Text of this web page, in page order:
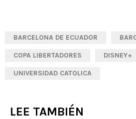
BARCELONA DE ECUADOR
COPA LIBERTADORES DISNEY+
UNIVERSIDAD CATOLICA
LEE TAMBIÉN